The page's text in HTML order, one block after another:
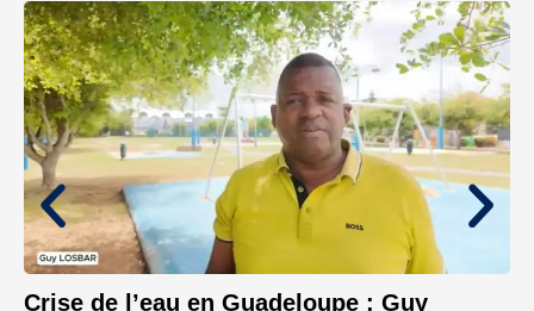
Crise de l’eau en Guadeloupe : Guy